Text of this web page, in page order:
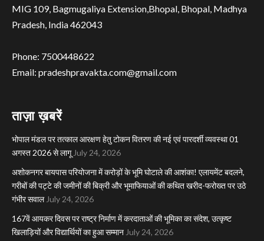
MIG 109, Bagmugaliya Extension,Bhopal, Bhopal, Madhya
Pradesh, India 462043
Phone: 7500448622
Email: pradeshpravakta.com@gmail.com
ताज़ा ख़बरें
भोपाल मंडल पर तत्काल आरक्षण हेतु टोकन वितरण की नई एवं पारदर्शी व्यवस्था 01
अगस्त 2026 से लागू July 24, 2026
अशोकनगर बायपास परियोजना में करोड़ों के भूमि घोटाले की आशंका! एलायमेंट बदलने,
गरीबों की पट्टे की जमीनों की बिक्री और भूमाफियाओं की कथित खरीद-फरोख्त पर उठे
गंभीर सवाल July 24, 2026
167वें आयकर दिवस पर राष्ट्र निर्माण में करदाताओं की भूमिका का संदेश, उत्कृष्ट
खिलाड़ियों और विद्यार्थियों का हुआ सम्मान July 24, 2026